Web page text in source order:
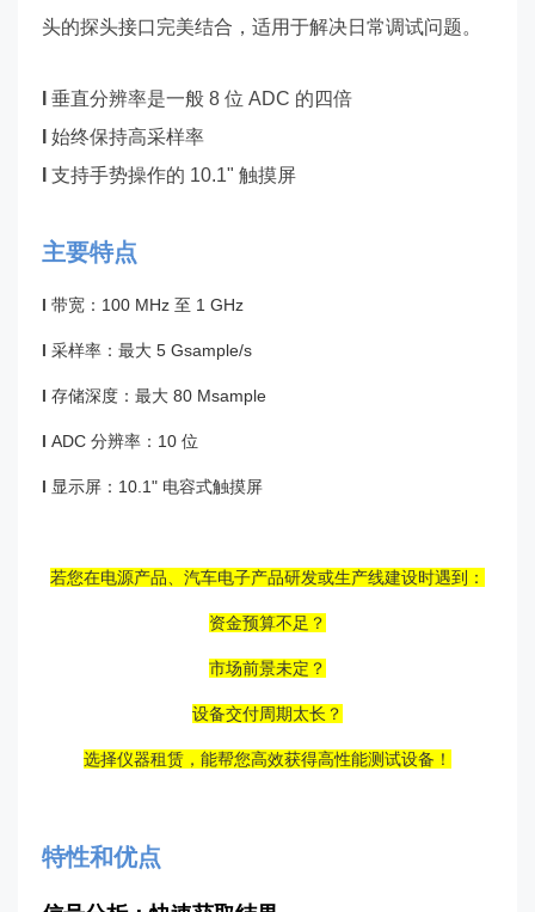
头的探头接口完美结合，适用于解决日常调试问题。
垂直分辨率是一般 8 位 ADC 的四倍
始终保持高采样率
支持手势操作的 10.1" 触摸屏
主要特点
I 带宽：100 MHz 至 1 GHz
I 采样率：最大 5 Gsample/s
I 存储深度：最大 80 Msample
I ADC 分辨率：10 位
I 显示屏：10.1" 电容式触摸屏
若您在电源产品、汽车电子产品研发或生产线建设时遇到：
资金预算不足？
市场前景未定？
设备交付周期太长？
选择仪器租赁，能帮您高效获得高性能测试设备！
特性和优点